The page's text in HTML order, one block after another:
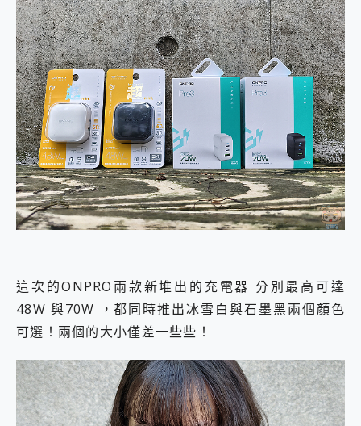
這次的ONPRO兩款新堆出的充電器 分別最高可達
48W 與70W ，都同時推出冰雪白與石墨黑兩個顏色
可選！兩個的大小僅差一些些！